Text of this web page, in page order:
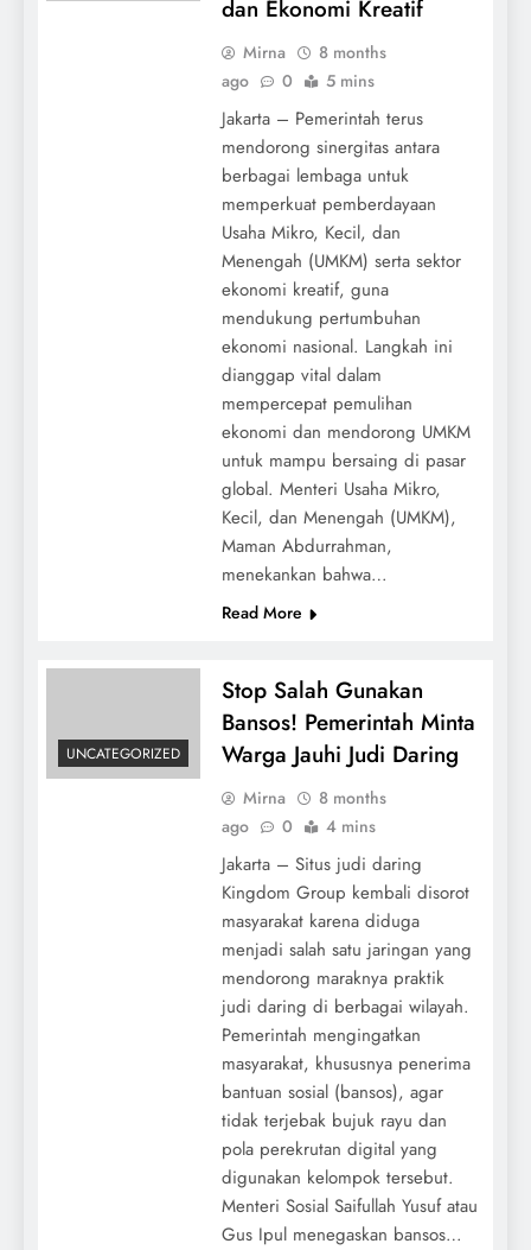
dan Ekonomi Kreatif
Mirna
8 months
ago
0 5 mins
Jakarta – Pemerintah terus
mendorong sinergitas antara
berbagai lembaga untuk
memperkuat pemberdayaan
Usaha Mikro, Kecil, dan
Menengah (UMKM) serta sektor
ekonomi kreatif, guna
mendukung pertumbuhan
ekonomi nasional. Langkah ini
dianggap vital dalam
mempercepat pemulihan
ekonomi dan mendorong UMKM
untuk mampu bersaing di pasar
global. Menteri Usaha Mikro,
Kecil, dan Menengah (UMKM),
Maman Abdurrahman,
menekankan bahwa…
Read More
UNCATEGORIZED
Stop Salah Gunakan
Bansos! Pemerintah Minta
Warga Jauhi Judi Daring
Mirna
8 months
ago
0 4 mins
Jakarta – Situs judi daring
Kingdom Group kembali disorot
masyarakat karena diduga
menjadi salah satu jaringan yang
mendorong maraknya praktik
judi daring di berbagai wilayah.
Pemerintah mengingatkan
masyarakat, khususnya penerima
bantuan sosial (bansos), agar
tidak terjebak bujuk rayu dan
pola perekrutan digital yang
digunakan kelompok tersebut.
Menteri Sosial Saifullah Yusuf atau
Gus Ipul menegaskan bansos…